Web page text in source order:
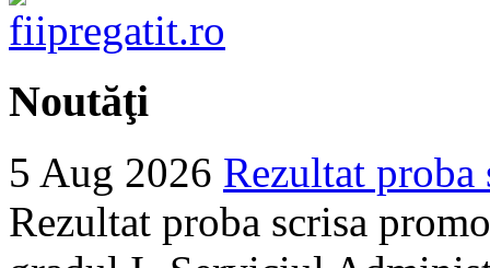
Noutăţi
5 Aug 2026 Rezultat proba
Rezultat proba scrisa